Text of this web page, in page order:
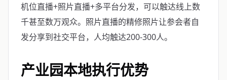
机位直播+照片直播+多平台分发，可以触达线上数
千甚至数万观众。照片直播的精修照片让参会者自
发分享到社交平台，人均触达200-300人。
产业园本地执行优势